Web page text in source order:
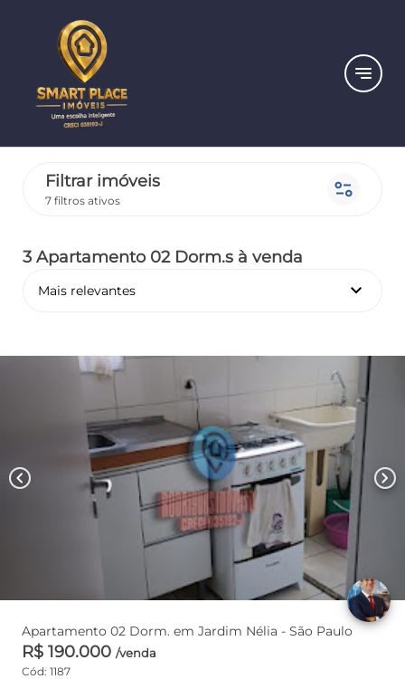
notes
Filtrar imóveis
7 filtros ativos page_info
3 Apartamento 02 Dorm.s à venda
Mais relevantes keyboard_arrow_down
chevron_left chevron_right
Apartamento 02 Dorm. em Jardim Nélia - São Paulo
R$ 190.000 /venda
Cód: 1187